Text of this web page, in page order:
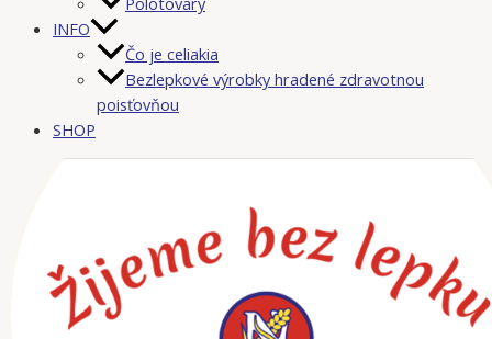
INFO
Čo je celiakia
Bezlepkové výrobky hradené zdravotnou
poisťovňou
SHOP